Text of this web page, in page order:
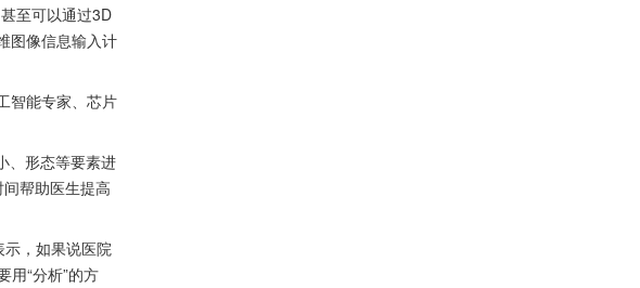
至可以通过3D
图像信息输入计
智能专家、芯片
、形态等要素进
帮助医生提高
示，如果说医院
用“分析”的方